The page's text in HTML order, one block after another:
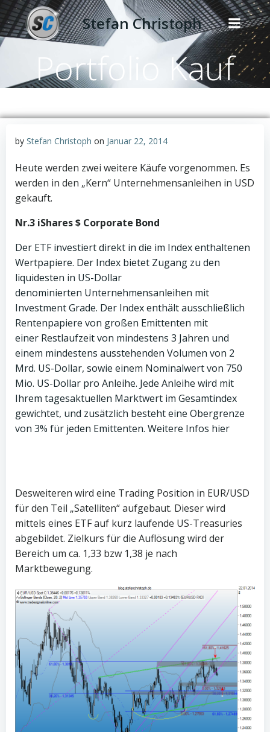
Zum
Inhalt
springen
Stefan Christoph
Portfolio Kauf
by Stefan Christoph on Januar 22, 2014
Heute werden zwei weitere Käufe vorgenommen. Es
werden in den „Kern“ Unternehmensanleihen in USD
gekauft.
Nr.3 iShares $ Corporate Bond
Der ETF investiert direkt in die im Index enthaltenen
Wertpapiere. Der Index bietet Zugang zu den
liquidesten in US-Dollar
denominierten Unternehmensanleihen mit
Investment Grade. Der Index enthält ausschließlich
Rentenpapiere von großen Emittenten mit
einer Restlaufzeit von mindestens 3 Jahren und
einem mindestens ausstehenden Volumen von 2
Mrd. US-Dollar, sowie einem Nominalwert von 750
Mio. US-Dollar pro Anleihe. Jede Anleihe wird mit
Ihrem tagesaktuellen Marktwert im Gesamtindex
gewichtet, und zusätzlich besteht eine Obergrenze
von 3% für jeden Emittenten. Weitere Infos hier
Desweiteren wird eine Trading Position in EUR/USD
für den Teil „Satelliten“ aufgebaut. Dieser wird
mittels eines ETF auf kurz laufende US-Treasuries
abgebildet. Zielkurs für die Auflösung wird der
Bereich um ca. 1,33 bzw 1,38 je nach
Marktbewegung.